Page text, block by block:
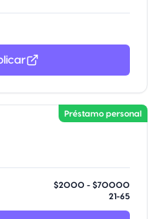
Préstamo personal
$2000 - $70000
21-65